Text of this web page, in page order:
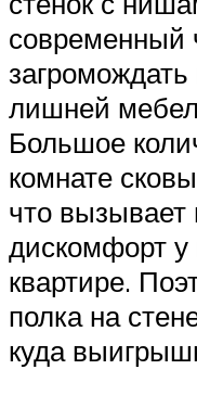
современный
загромождать
лишней
Большое
комнате
что вызывает
дискомфорт
квартире.
полка на
куда